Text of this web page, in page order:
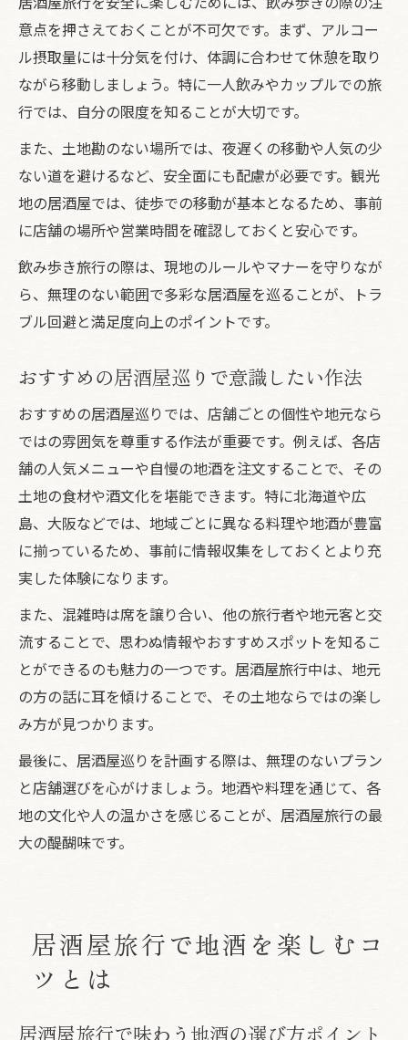
意点を押さえておくことが不可欠です。まず、アルコー
ル摂取量には十分気を付け、体調に合わせて休憩を取り
ながら移動しましょう。特に一人飲みやカップルでの旅
行では、自分の限度を知ることが大切です。
また、土地勘のない場所では、夜遅くの移動や人気の少
ない道を避けるなど、安全面にも配慮が必要です。観光
地の居酒屋では、徒歩での移動が基本となるため、事前
に店舗の場所や営業時間を確認しておくと安心です。
飲み歩き旅行の際は、現地のルールやマナーを守りなが
ら、無理のない範囲で多彩な居酒屋を巡ることが、トラ
ブル回避と満足度向上のポイントです。
おすすめの居酒屋巡りで意識したい作法
おすすめの居酒屋巡りでは、店舗ごとの個性や地元なら
ではの雰囲気を尊重する作法が重要です。例えば、各店
舗の人気メニューや自慢の地酒を注文することで、その
土地の食材や酒文化を堪能できます。特に北海道や広
島、大阪などでは、地域ごとに異なる料理や地酒が豊富
に揃っているため、事前に情報収集をしておくとより充
実した体験になります。
また、混雑時は席を譲り合い、他の旅行者や地元客と交
流することで、思わぬ情報やおすすめスポットを知るこ
とができるのも魅力の一つです。居酒屋旅行中は、地元
の方の話に耳を傾けることで、その土地ならではの楽し
み方が見つかります。
最後に、居酒屋巡りを計画する際は、無理のないプラン
と店舗選びを心がけましょう。地酒や料理を通じて、各
地の文化や人の温かさを感じることが、居酒屋旅行の最
大の醍醐味です。
居酒屋旅行で地酒を楽しむコ
ツとは
居酒屋旅行で味わう地酒の選び方ポイント